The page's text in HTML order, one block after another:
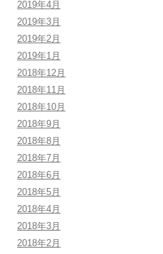
2019年4月
2019年3月
2019年2月
2019年1月
2018年12月
2018年11月
2018年10月
2018年9月
2018年8月
2018年7月
2018年6月
2018年5月
2018年4月
2018年3月
2018年2月